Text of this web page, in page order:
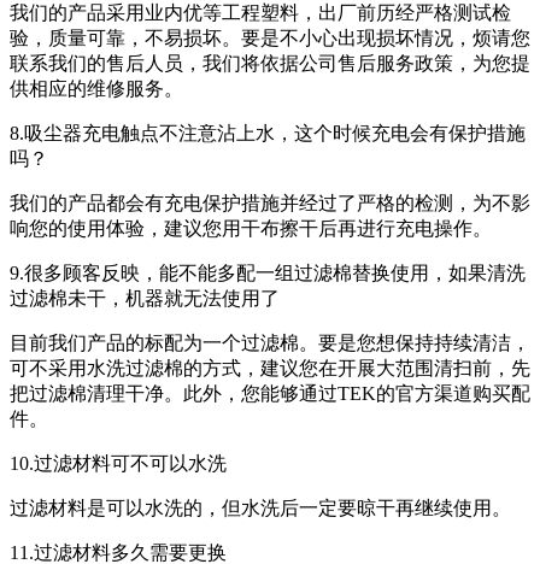
我们的产品采用业内优等工程塑料，出厂前历经严格测试检
验，质量可靠，不易损坏。要是不小心出现损坏情况，烦请您
联系我们的售后人员，我们将依据公司售后服务政策，为您提
供相应的维修服务。
8.吸尘器充电触点不注意沾上水，这个时候充电会有保护措施
吗？
我们的产品都会有充电保护措施并经过了严格的检测，为不影
响您的使用体验，建议您用干布擦干后再进行充电操作。
9.很多顾客反映，能不能多配一组过滤棉替换使用，如果清洗
过滤棉未干，机器就无法使用了
目前我们产品的标配为一个过滤棉。要是您想保持持续清洁，
可不采用水洗过滤棉的方式，建议您在开展大范围清扫前，先
把过滤棉清理干净。此外，您能够通过TEK的官方渠道购买配
件。
10.过滤材料可不可以水洗
过滤材料是可以水洗的，但水洗后一定要晾干再继续使用。
11.过滤材料多久需要更换